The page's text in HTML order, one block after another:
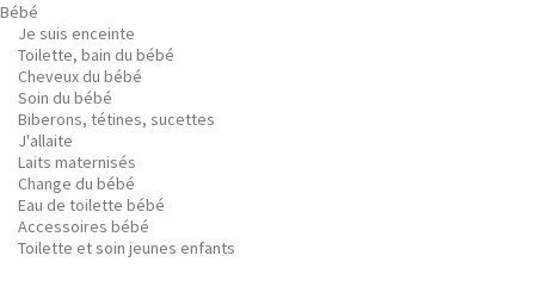
Bébé
Je suis enceinte
Toilette, bain du bébé
Cheveux du bébé
Soin du bébé
Biberons, tétines, sucettes
J'allaite
Laits maternisés
Change du bébé
Eau de toilette bébé
Accessoires bébé
Toilette et soin jeunes enfants